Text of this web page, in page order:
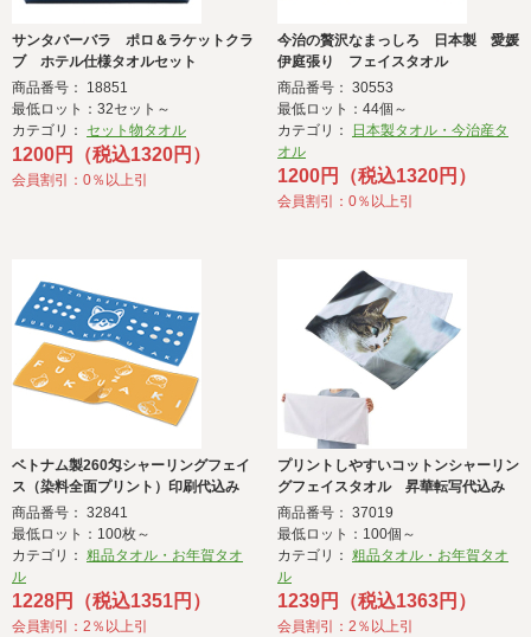
サンタバーバラ ポロ＆ラケットクラ
ブ ホテル仕様タオルセット
商品番号： 18851
最低ロット：32セット～
カテゴリ： セット物タオル
1200円（税込1320円）
会員割引：0％以上引
今治の贅沢なまっしろ 日本製 愛媛
伊庭張り フェイスタオル
商品番号： 30553
最低ロット：44個～
カテゴリ：
日本製タオル・今治産タ
オル
1200円（税込1320円）
会員割引：0％以上引
ベトナム製260匁シャーリングフェイ
ス（染料全面プリント）印刷代込み
商品番号： 32841
最低ロット：100枚～
カテゴリ： 粗品タオル・お年賀タオ
ル
1228円（税込1351円）
会員割引：2％以上引
プリントしやすいコットンシャーリン
グフェイスタオル 昇華転写代込み
商品番号： 37019
最低ロット：100個～
カテゴリ： 粗品タオル・お年賀タオ
ル
1239円（税込1363円）
会員割引：2％以上引